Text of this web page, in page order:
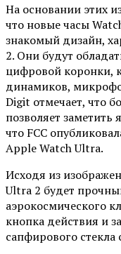
На основании этих
что новые часы
знакомый дизайн,
2. Они будут
цифровой коронки,
динамиков,
Digit отмечает, что
позволяет
что FCC
Apple Watch Ultra.
Исходя из
Ultra 2 будет
аэрокосмического
кнопка действия и
сапфирового стекла